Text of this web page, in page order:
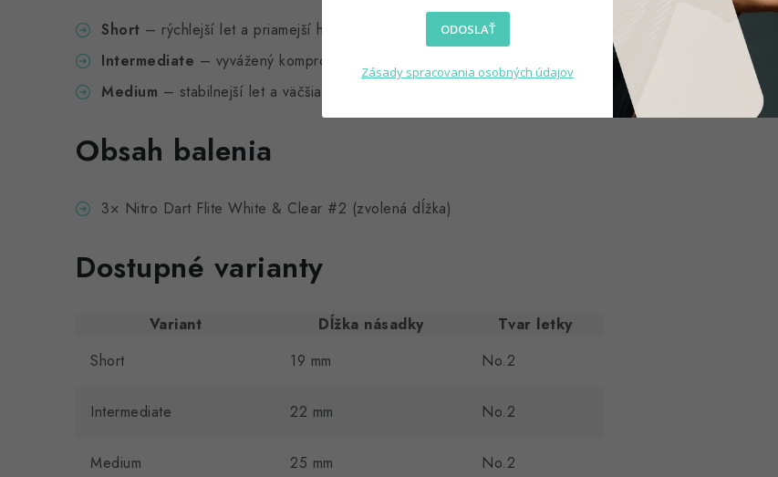
Short – rýchlejší let a priamejší hod
Intermediate – vyvážený kompromis medzi rýchlosťou a stabilitou
Medium – stabilnejší let a väčšia kontrola
Obsah balenia
3× Nitro Dart Flite White & Clear #2 (zvolená dĺžka)
Dostupné varianty
Variant Dĺžka násadky
Tvar letky
Short
19 mm No.2
Intermediate 22 mm No.2
Medium 25 mm No.2
ODOSLAŤ
Zásady spracovania osobných údajov